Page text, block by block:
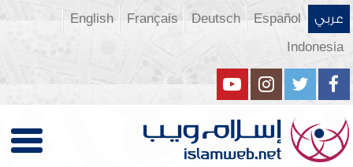
عربي Español
Deutsch
Français
English
Indonesia